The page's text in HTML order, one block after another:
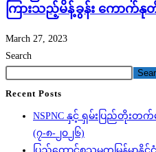
ကြားသည့်မိန့်ခွန်း ကောက်နု
March 27, 2023
Search
Recent Posts
NSPNC နှင့် ရှမ်းပြည်တိုးတ
(၇-၈-၂၀၂၆)